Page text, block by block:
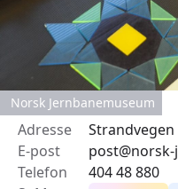
Norsk Jernbanemuseum
Adresse
Strandvegen
E-post
Telefon
404 48 880